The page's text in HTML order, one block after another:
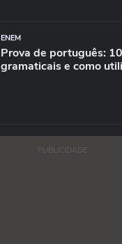
ENEM
Prova de português:
gramaticais e como
PUBLICIDADE